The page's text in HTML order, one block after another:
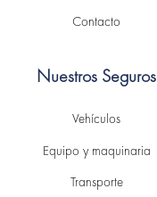
Contacto
Nuestros Seguros
Vehículos
Equipo y maquinaria
Transporte